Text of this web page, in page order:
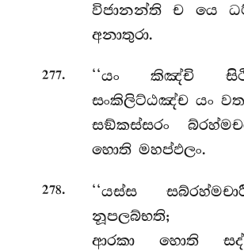
විජානන්ති ච යෙ
අනාතුරා.
277. ‘‘යංකිඤ්චි
සංකිලිට්ඨඤ්ච යං
සඞ්කස්සරං
හොති මහප්ඵලං.
278.
‘‘යස්ස
නූපලබ්භති;
ආරකා හොති